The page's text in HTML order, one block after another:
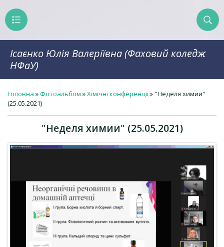
Ісаєнко Юлія Валеріївна (Фаховий коледж
НФаУ)
Головна »Фотоальбом »Хімічні конференції» "Неделя химии"
(25.05.2021)
"Неделя химии" (25.05.2021)